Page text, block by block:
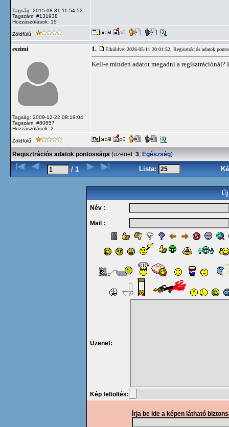
Tagság: 2015-08-31 11:54:53
Tagszám: #131938
Hozzászólások: 15
Zöldfülű
eszimi
Tagság: 2009-12-22 08:19:04
Tagszám: #80857
Hozzászólások: 2
1. Elküldve: 2026-05-11 20:01:52, Regisztrációs adatok
Kell-e minden adatot megadni a regisztrációnál?
Zöldfülű
Regisztrációs adatok pontossága (üzenet: 3, Egészség)
/ 1 Lista:
Új
Név :
Mail :
Üzenet:
Kép feltöltés:
Írja be ide a képen látható